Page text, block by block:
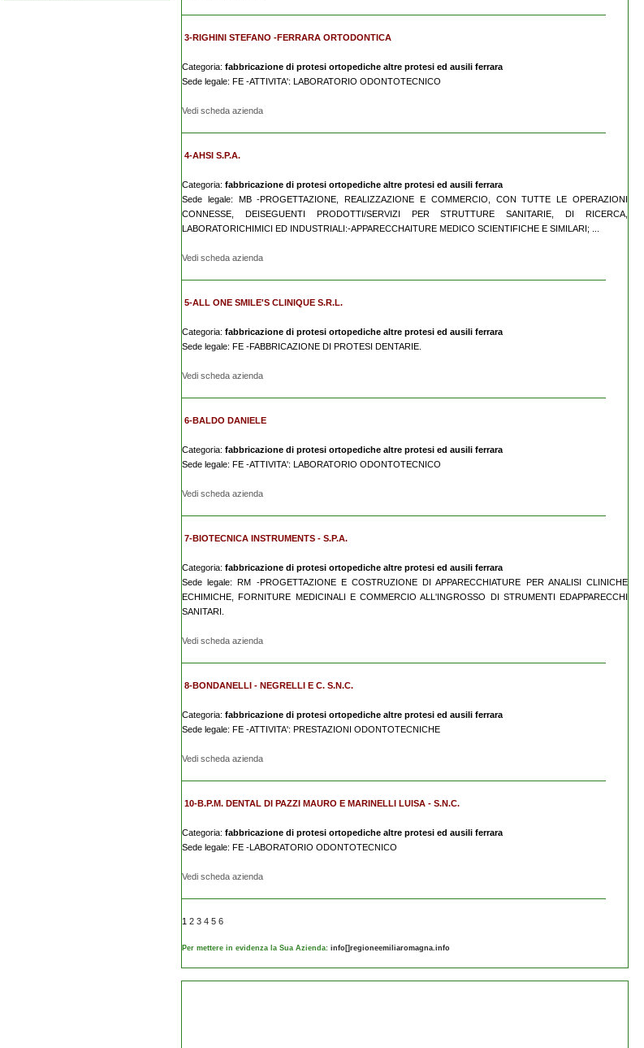
3-RIGHINI STEFANO -FERRARA ORTODONTICA
Categoria: fabbricazione di protesi ortopediche altre protesi ed ausili ferrara
Sede legale: FE -ATTIVITA': LABORATORIO ODONTOTECNICO
Vedi scheda azienda
4-AHSI S.P.A.
Categoria: fabbricazione di protesi ortopediche altre protesi ed ausili ferrara
Sede legale: MB -PROGETTAZIONE, REALIZZAZIONE E COMMERCIO, CON TUTTE LE OPERAZIONI
CONNESSE, DEISEGUENTI PRODOTTI/SERVIZI PER STRUTTURE SANITARIE, DI RICERCA,
LABORATORICHIMICI ED INDUSTRIALI:-APPARECCHAITURE MEDICO SCIENTIFICHE E SIMILARI; ...
Vedi scheda azienda
5-ALL ONE SMILE'S CLINIQUE S.R.L.
Categoria: fabbricazione di protesi ortopediche altre protesi ed ausili ferrara
Sede legale: FE -FABBRICAZIONE DI PROTESI DENTARIE.
Vedi scheda azienda
6-BALDO DANIELE
Categoria: fabbricazione di protesi ortopediche altre protesi ed ausili ferrara
Sede legale: FE -ATTIVITA': LABORATORIO ODONTOTECNICO
Vedi scheda azienda
7-BIOTECNICA INSTRUMENTS - S.P.A.
Categoria: fabbricazione di protesi ortopediche altre protesi ed ausili ferrara
Sede legale: RM -PROGETTAZIONE E COSTRUZIONE DI APPARECCHIATURE PER ANALISI CLINICHE
ECHIMICHE, FORNITURE MEDICINALI E COMMERCIO ALL'INGROSSO DI STRUMENTI EDAPPARECCHI
SANITARI.
Vedi scheda azienda
8-BONDANELLI - NEGRELLI E C. S.N.C.
Categoria: fabbricazione di protesi ortopediche altre protesi ed ausili ferrara
Sede legale: FE -ATTIVITA': PRESTAZIONI ODONTOTECNICHE
Vedi scheda azienda
10-B.P.M. DENTAL DI PAZZI MAURO E MARINELLI LUISA - S.N.C.
Categoria: fabbricazione di protesi ortopediche altre protesi ed ausili ferrara
Sede legale: FE -LABORATORIO ODONTOTECNICO
Vedi scheda azienda
1 2 3 4 5 6
Per mettere in evidenza la Sua Azienda: info[]regioneemiliaromagna.info